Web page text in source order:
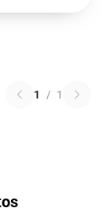
1 / 1